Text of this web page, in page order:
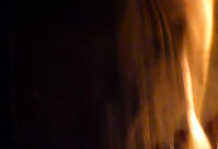
Oenotourisme:
ACHETER LES BONS